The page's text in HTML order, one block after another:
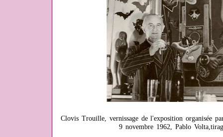
Clovis Trouille, vernissage de l'exposition organisée
9 novembre 1962, Pablo